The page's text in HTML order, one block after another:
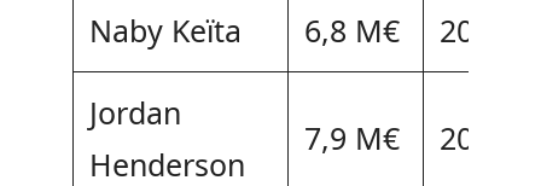
Naby Keïta 6,8 M€
2023
Jordan
Henderson
7,9 M€ 2023